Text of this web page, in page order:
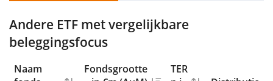
Andere ETF met vergelijkbare
beleggingsfocus
Naam
Fondsgrootte
TER